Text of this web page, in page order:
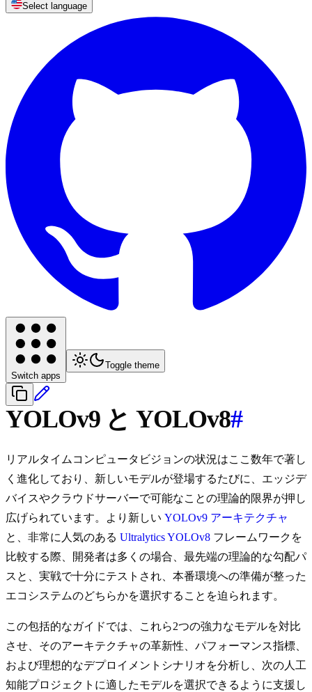
Select language
Switch apps
Toggle theme
YOLOv9 と YOLOv8#
リアルタイムコンピュータビジョンの状況はここ数年で著し
く進化しており、新しいモデルが登場するたびに、エッジデ
バイスやクラウドサーバーで可能なことの理論的限界が押し
広げられています。より新しい YOLOv9 アーキテクチャ
と、非常に人気のある Ultralytics YOLOv8 フレームワークを
比較する際、開発者は多くの場合、最先端の理論的な勾配パ
スと、実戦で十分にテストされ、本番環境への準備が整った
エコシステムのどちらかを選択することを迫られます。
この包括的なガイドでは、これら2つの強力なモデルを対比
させ、そのアーキテクチャの革新性、パフォーマンス指標、
および理想的なデプロイメントシナリオを分析し、次の人工
知能プロジェクトに適したモデルを選択できるように支援し